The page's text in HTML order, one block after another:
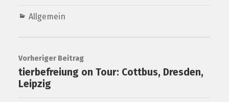
Allgemein
Vorheriger Beitrag
tierbefreiung on Tour: Cottbus, Dresden,
Leipzig